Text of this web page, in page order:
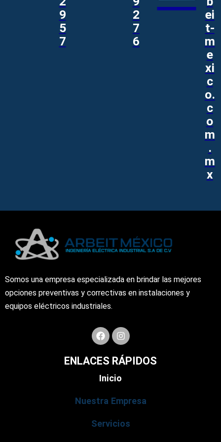
9
5
7
2
7
6
ei
t-
m
e
xi
c
o.
c
o
m
.
m
x
Somos una empresa especializada en brindar las mejores
opciones preventivas y correctivas en instalaciones y
equipos eléctricos industriales.
F
a
e
b
o
o
I
n
t
a
g
r
m
ENLACES RÁPIDOS
Inicio
Nuestra Empresa
Servicios